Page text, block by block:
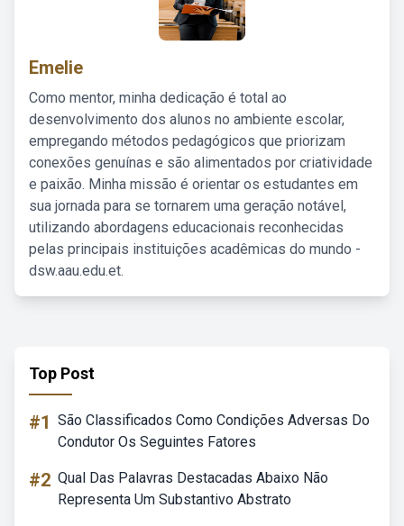
Emelie
Como mentor, minha dedicação é total ao
desenvolvimento dos alunos no ambiente escolar,
empregando métodos pedagógicos que priorizam
conexões genuínas e são alimentados por criatividade
e paixão. Minha missão é orientar os estudantes em
sua jornada para se tornarem uma geração notável,
utilizando abordagens educacionais reconhecidas
pelas principais instituições acadêmicas do mundo -
dsw.aau.edu.et.
Top Post
#1 São Classificados Como Condições Adversas Do
Condutor Os Seguintes Fatores
#2 Qual Das Palavras Destacadas Abaixo Não
Representa Um Substantivo Abstrato